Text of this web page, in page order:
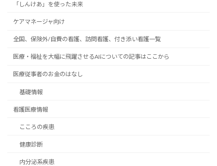
「しんけあ」を使った未来
ケアマネージャ向け
全国、保険外/自費の看護、訪問看護、付き添い看護一覧
医療・福祉を大幅に飛躍させるAIについての記事はここから
医療従事者のお金のはなし
基礎情報
看護医療情報
こころの疾患
健康診断
内分泌系疾患